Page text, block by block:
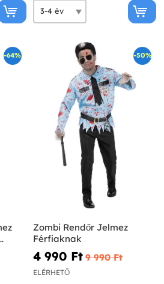
-64% -50%
Zombi Rendőr Jelmez
Férfiaknak
4 990 Ft‎ 9 990 Ft‎
ELÉRHETŐ